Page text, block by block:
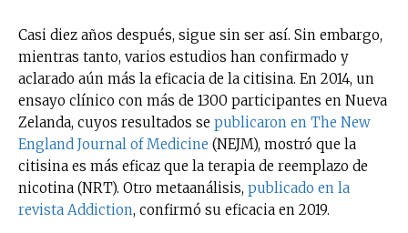
Casi diez años después, sigue sin ser así. Sin embargo,
mientras tanto, varios estudios han confirmado y
aclarado aún más la eficacia de la citisina. En 2014, un
ensayo clínico con más de 1300 participantes en Nueva
Zelanda, cuyos resultados se publicaron en The New
England Journal of Medicine (NEJM), mostró que la
citisina es más eficaz que la terapia de reemplazo de
nicotina (NRT). Otro metaanálisis, publicado en la
revista Addiction, confirmó su eficacia en 2019.